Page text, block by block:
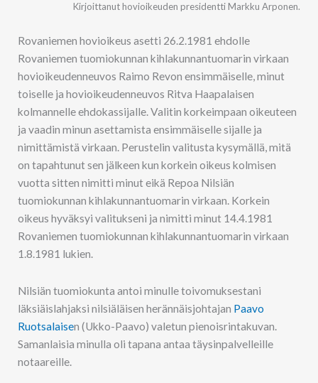
Kirjoittanut hovioikeuden presidentti Markku Arponen.
Rovaniemen hovioikeus asetti 26.2.1981 ehdolle
Rovaniemen tuomiokunnan kihlakunnantuomarin virkaan
hovioikeudenneuvos Raimo Revon ensimmäiselle, minut
toiselle ja hovioikeudenneuvos Ritva Haapalaisen
kolmannelle ehdokassijalle. Valitin korkeimpaan oikeuteen
ja vaadin minun asettamista ensimmäiselle sijalle ja
nimittämistä virkaan. Perustelin valitusta kysymällä, mitä
on tapahtunut sen jälkeen kun korkein oikeus kolmisen
vuotta sitten nimitti minut eikä Repoa Nilsiän
tuomiokunnan kihlakunnantuomarin virkaan. Korkein
oikeus hyväksyi valitukseni ja nimitti minut 14.4.1981
Rovaniemen tuomiokunnan kihlakunnantuomarin virkaan
1.8.1981 lukien.
Nilsiän tuomiokunta antoi minulle toivomuksestani
läksiäislahjaksi nilsiäläisen herännäisjohtajan Paavo
Ruotsalaisen (Ukko-Paavo) valetun pienoisrintakuvan.
Samanlaisia minulla oli tapana antaa täysinpalvelleille
notaareille.